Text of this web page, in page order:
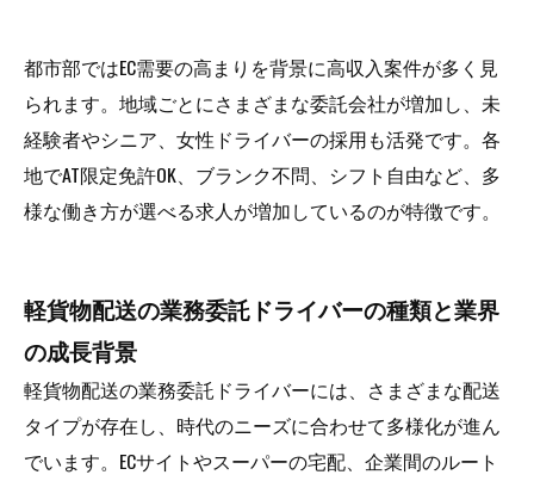
都市部ではEC需要の高まりを背景に高収入案件が多く見
られます。地域ごとにさまざまな委託会社が増加し、未
経験者やシニア、女性ドライバーの採用も活発です。各
地でAT限定免許OK、ブランク不問、シフト自由など、多
様な働き方が選べる求人が増加しているのが特徴です。
軽貨物配送の業務委託ドライバーの種類と業界
の成長背景
軽貨物配送の業務委託ドライバーには、さまざまな配送
タイプが存在し、時代のニーズに合わせて多様化が進ん
でいます。ECサイトやスーパーの宅配、企業間のルート